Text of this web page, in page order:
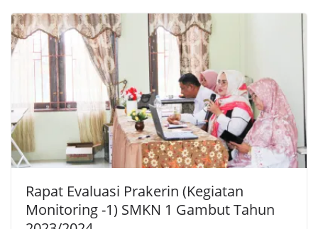
Rapat Evaluasi Prakerin (Kegiatan
Monitoring -1) SMKN 1 Gambut Tahun